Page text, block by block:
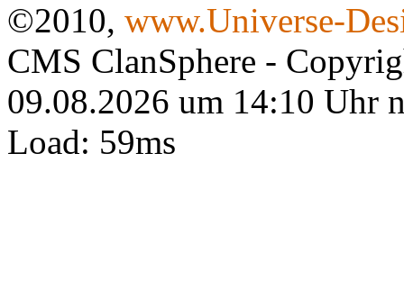
©2010, www.Universe-
CMS ClanSphere -
09.08.2026 um 14:10 Uhr
Load: 59ms